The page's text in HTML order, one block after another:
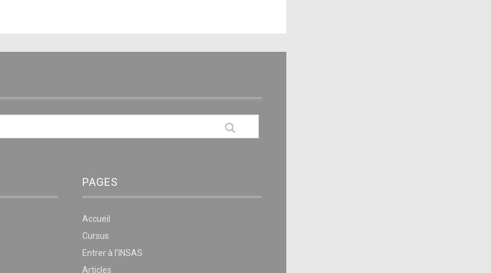
PAGES
Accueil
Cursus
Entrer à l’INSAS
Articles